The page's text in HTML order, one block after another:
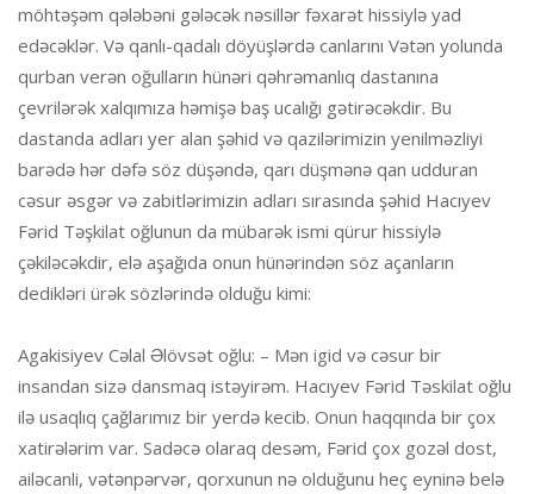
möhtəşəm qələbəni gələcək nəsillər fəxarət hissiylə yad
edəcəklər. Və qanlı-qadalı döyüşlərdə canlarını Vətən yolunda
qurban verən oğulların hünəri qəhrəmanlıq dastanına
çevrilərək xalqımıza həmişə baş ucalığı gətirəcəkdir. Bu
dastanda adları yer alan şəhid və qazilərimizin yenilməzliyi
barədə hər dəfə söz düşəndə, qarı düşmənə qan udduran
cəsur əsgər və zabitlərimizin adları sırasında şəhid Hacıyev
Fərid Təşkilat oğlunun da mübarək ismi qürur hissiylə
çəkiləcəkdir, elə aşağıda onun hünərindən söz açanların
dedikləri ürək sözlərində olduğu kimi:
Agakisiyev Cəlal Əlövsət oğlu: – Mən igid və cəsur bir
insandan sizə dansmaq istəyirəm. Hacıyev Fərid Təskilat oğlu
ilə usaqlıq çağlarımız bir yerdə kecib. Onun haqqında bir çox
xatirələrim var. Sadəcə olaraq desəm, Fərid çox gozəl dost,
ailəcanli, vətənpərvər, qorxunun nə olduğunu heç eyninə belə